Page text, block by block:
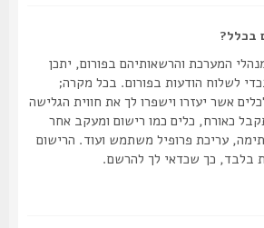
המערכת והרשאותיהם בפורום, יתכן
הודעות בפורום. בכל מקרה;
אשר יעזרו וישפרו לך את חווית הגלישה
כלים כמו רישום ומעקב אחר
עריכת פרופיל משתמש ועוד. הרישום
כך שכדאי לך להרשם.